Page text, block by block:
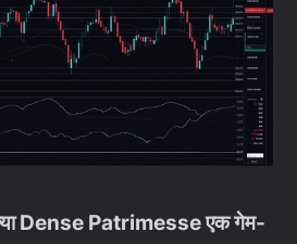
क्या Dense Patrimesse एक गेम-